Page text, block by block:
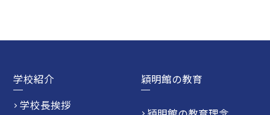
学校紹介
学校長挨拶
穎明館の教育